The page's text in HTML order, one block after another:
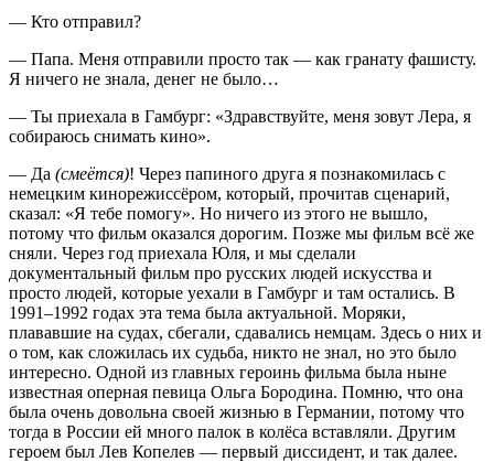
— Кто отправил?
— Папа. Меня отправили просто так — как гранату фашисту.
Я ничего не знала, денег не было…
— Ты приехала в Гамбург: «Здравствуйте, меня зовут Лера, я
собираюсь снимать кино».
— Да (смеётся)! Через папиного друга я познакомилась с
немецким кинорежиссёром, который, прочитав сценарий,
сказал: «Я тебе помогу». Но ничего из этого не вышло,
потому что фильм оказался дорогим. Позже мы фильм всё же
сняли. Через год приехала Юля, и мы сделали
документальный фильм про русских людей искусства и
просто людей, которые уехали в Гамбург и там остались. В
1991–1992 годах эта тема была актуальной. Моряки,
плававшие на судах, сбегали, сдавались немцам. Здесь о них и
о том, как сложилась их судьба, никто не знал, но это было
интересно. Одной из главных героинь фильма была ныне
известная оперная певица Ольга Бородина. Помню, что она
была очень довольна своей жизнью в Германии, потому что
тогда в России ей много палок в колёса вставляли. Другим
героем был Лев Копелев — первый диссидент, и так далее.